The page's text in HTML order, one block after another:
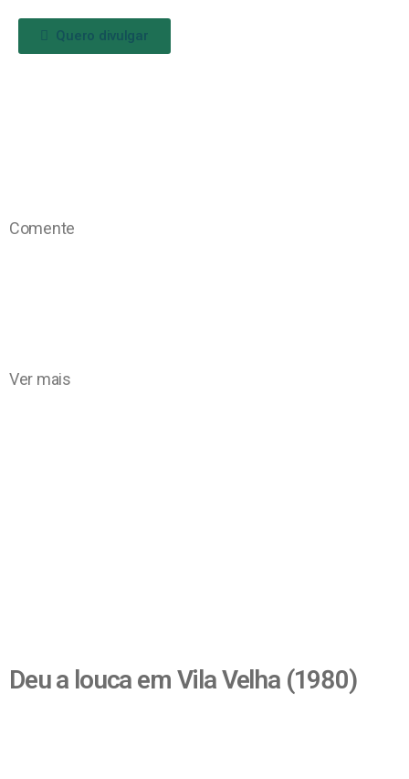
Quero divulgar
Comente
Ver mais
Deu a louca em Vila Velha (1980)